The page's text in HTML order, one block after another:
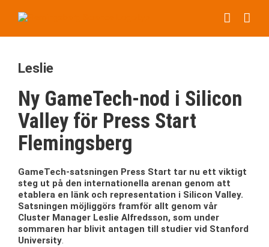
Leslie
Ny GameTech-nod i Silicon
Valley för Press Start
Flemingsberg
GameTech-satsningen Press Start tar nu ett viktigt
steg ut på den internationella arenan genom att
etablera en länk och representation i Silicon Valley.
Satsningen möjliggörs framför allt genom vår
Cluster Manager Leslie Alfredsson, som under
sommaren har blivit antagen till studier vid Stanford
University.